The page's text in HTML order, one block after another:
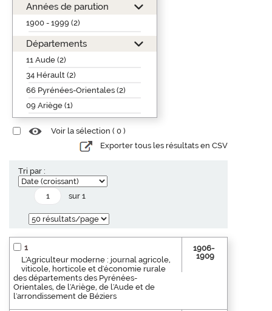
Années de parution
1900 - 1999 (2)
Départements
11 Aude (2)
34 Hérault (2)
66 Pyrénées-Orientales (2)
09 Ariège (1)
Voir la sélection ( 0 )
Exporter tous les résultats en CSV
Tri par :
sur 1
1
L'Agriculteur moderne : journal agricole,
viticole, horticole et d'économie rurale
des départements des Pyrénées-
Orientales, de l'Ariège, de l'Aude et de
l'arrondissement de Béziers
1906-
1909